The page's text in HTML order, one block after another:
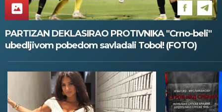
PARTIZAN DEKLASIRAO PROTIVNIKA "Crno-beli"
ubedljivom pobedom savladali Tobol! (FOTO)